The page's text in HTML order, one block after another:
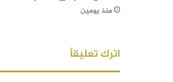
منذ يومين
اترك تعليقاً